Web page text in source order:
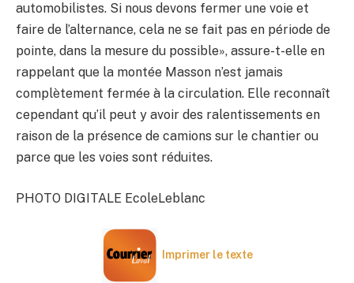
automobilistes. Si nous devons fermer une voie et
faire de l’alternance, cela ne se fait pas en période de
pointe, dans la mesure du possible», assure-t-elle en
rappelant que la montée Masson n’est jamais
complètement fermée à la circulation. Elle reconnaît
cependant qu’il peut y avoir des ralentissements en
raison de la présence de camions sur le chantier ou
parce que les voies sont réduites.
PHOTO DIGITALE EcoleLeblanc
Imprimer le texte